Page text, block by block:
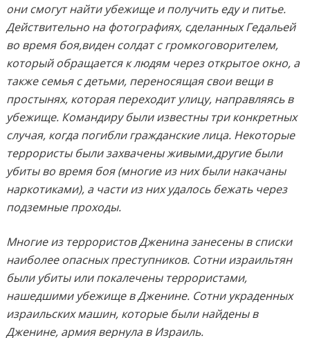
они смогут найти убежище и получить еду и питье.
Действительно на фотографиях, сделанных Гедальей
во время боя,виден солдат с громкоговорителем,
который обращается к людям через открытое окно, а
также семья с детьми, переносящая свои вещи в
простынях, которая переходит улицу, направляясь в
убежище. Командиру были известны три конкретных
случая, когда погибли гражданские лица. Некоторые
террористы были захвачены живыми,другие были
убиты во время боя (многие из них были накачаны
наркотиками), а части из них удалось бежать через
подземные проходы.
Многие из террористов Дженина занесены в списки
наиболее опасных преступников. Сотни израильтян
были убиты или покалечены террористами,
нашедшими убежище в Дженине. Сотни украденных
израильских машин, которые были найдены в
Дженине, армия вернула в Израиль.